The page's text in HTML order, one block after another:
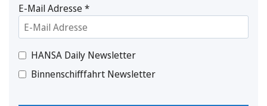
E-Mail Adresse*
HANSA Daily Newsletter
Binnenschifffahrt Newsletter